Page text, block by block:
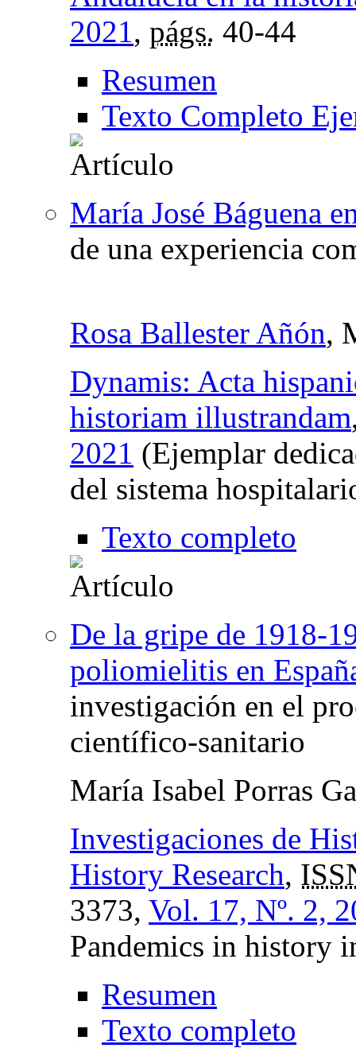
2021, págs. 40-44
Resumen
Texto Completo
María José Báguena
de una experiencia
Rosa Ballester Añón,
Dynamis: Acta
historiam illustrandam
2021 (Ejemplar
del sistema
Texto completo
De la gripe de 1918-
poliomielitis en
investigación en el
científico-sanitario
María Isabel Porras
Investigaciones de
History Research,
3373, Vol. 17, Nº. 2,
Pandemics in history
Resumen
Texto completo